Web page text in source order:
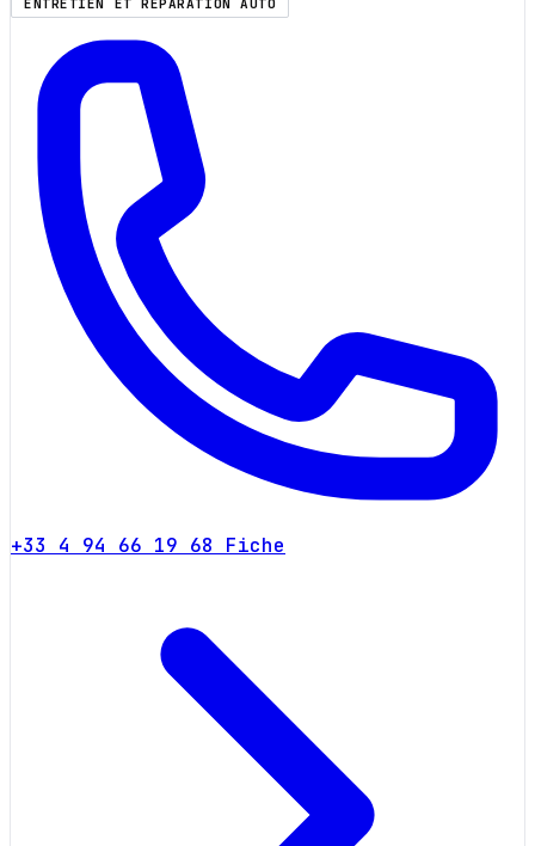
ENTRETIEN ET RÉPARATION AUTO
+33 4 94 66 19 68 Fiche